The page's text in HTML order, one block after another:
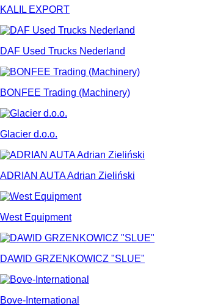
KALIL EXPORT
DAF Used Trucks Nederland
BONFEE Trading (Machinery)
Glacier d.o.o.
ADRIAN AUTA Adrian Zieliński
West Equipment
DAWID GRZENKOWICZ "SLUE"
Bove-International